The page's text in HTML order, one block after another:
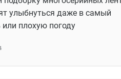
улыбнуться даже в самый
плохую погоду